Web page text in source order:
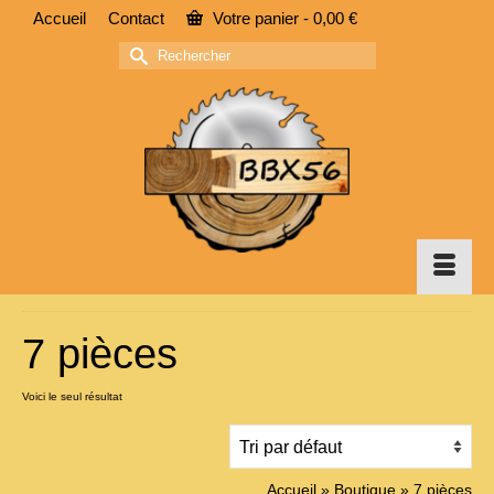
Accueil Contact Votre panier - 0,00 €
Rechercher :
7 pièces
Voici le seul résultat
Accueil » Boutique » 7 pièces